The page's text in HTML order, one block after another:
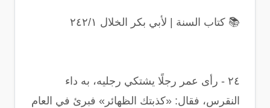
📚 كتاب السنة | لأبي بكر الخلال ٢٤٢/١
٢٤ - رأى عمر رجلًا يشتكي رجليه، به داء
النقرس، فقال: «كذبتك الظهائر» فبرئ في العام